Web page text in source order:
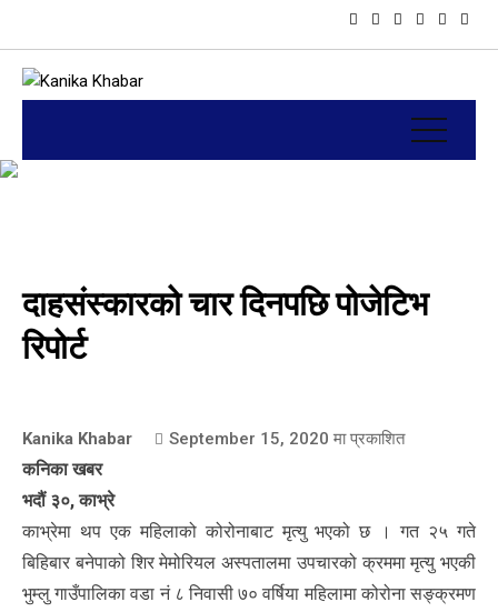
दाहसंस्कारको चार दिनपछि पोजेटिभ
रिपोर्ट
Kanika Khabar September 15, 2020 मा प्रकाशित
कनिका खबर
भदौं ३०, काभ्रे
काभ्रेमा थप एक महिलाको कोरोनाबाट मृत्यु भएको छ । गत २५ गते
बिहिबार बनेपाको शिर मेमोरियल अस्पतालमा उपचारको क्रममा मृत्यु भएकी
भुम्लु गाउँपालिका वडा नं ८ निवासी ७० वर्षिया महिलामा कोरोना सङ्क्रमण